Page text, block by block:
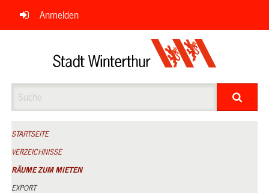
Navigation
überspringen
Anmelden
STARTSEITE
VERZEICHNISSE
RÄUME ZUM MIETEN
EXPORT